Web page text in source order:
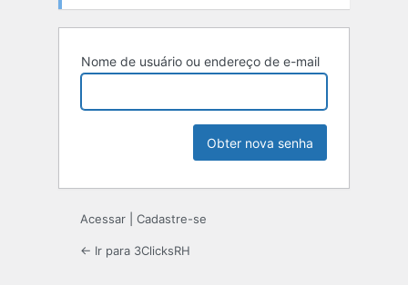
Nome de usuário ou endereço de e-mail
Acessar Cadastre-se
← Ir para 3ClicksRH